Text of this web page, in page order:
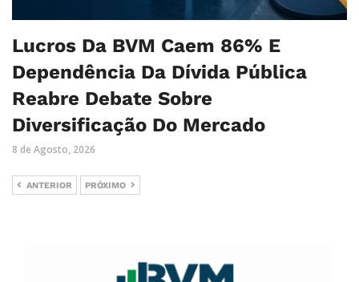
Lucros Da BVM Caem 86% E
Dependência Da Dívida Pública
Reabre Debate Sobre
Diversificação Do Mercado
8 de Agosto, 2026
ANTERIOR PRÓXIMO